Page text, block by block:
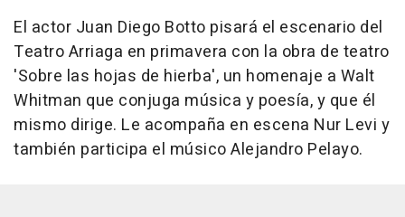
El actor Juan Diego Botto pisará el escenario del
Teatro Arriaga en primavera con la obra de teatro
'Sobre las hojas de hierba', un homenaje a Walt
Whitman que conjuga música y poesía, y que él
mismo dirige. Le acompaña en escena Nur Levi y
también participa el músico Alejandro Pelayo.